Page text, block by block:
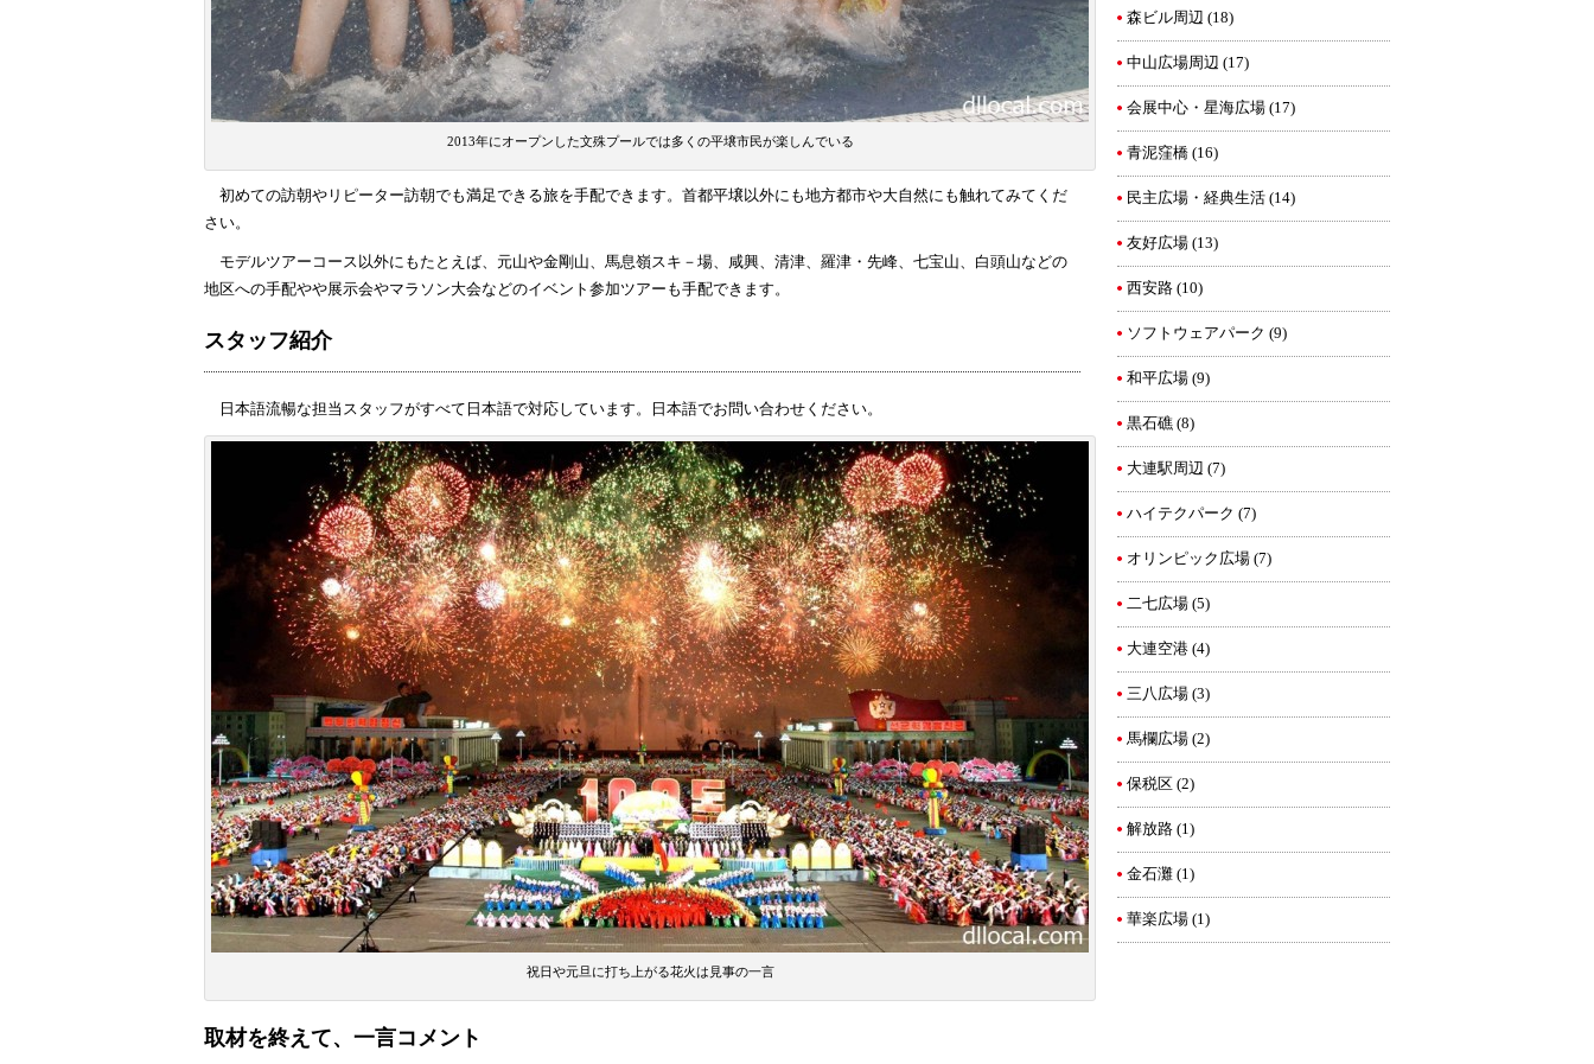
2013年にオープンした文殊プールでは多くの平壌市民が楽しんでいる
初めての訪朝やリピーター訪朝でも満足できる旅を手配できます。首都平壌以外にも地方都市や大自然にも触れてみてくだ
さい。
モデルツアーコース以外にもたとえば、元山や金剛山、馬息嶺スキ－場、咸興、清津、羅津・先峰、七宝山、白頭山などの
地区への手配やや展示会やマラソン大会などのイベント参加ツアーも手配できます。
スタッフ紹介
日本語流暢な担当スタッフがすべて日本語で対応しています。日本語でお問い合わせください。
祝日や元旦に打ち上がる花火は見事の一言
取材を終えて、一言コメント
森ビル周辺 (18)
中山広場周辺 (17)
会展中心・星海広場 (17)
青泥窪橋 (16)
民主広場・経典生活 (14)
友好広場 (13)
西安路 (10)
ソフトウェアパーク (9)
和平広場 (9)
黒石礁 (8)
大連駅周辺 (7)
ハイテクパーク (7)
オリンピック広場 (7)
二七広場 (5)
大連空港 (4)
三八広場 (3)
馬欄広場 (2)
保税区 (2)
解放路 (1)
金石灘 (1)
華楽広場 (1)